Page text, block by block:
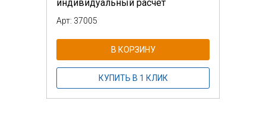
индивидуальный расчет
Арт: 37005
В КОРЗИНУ
КУПИТЬ В 1 КЛИК